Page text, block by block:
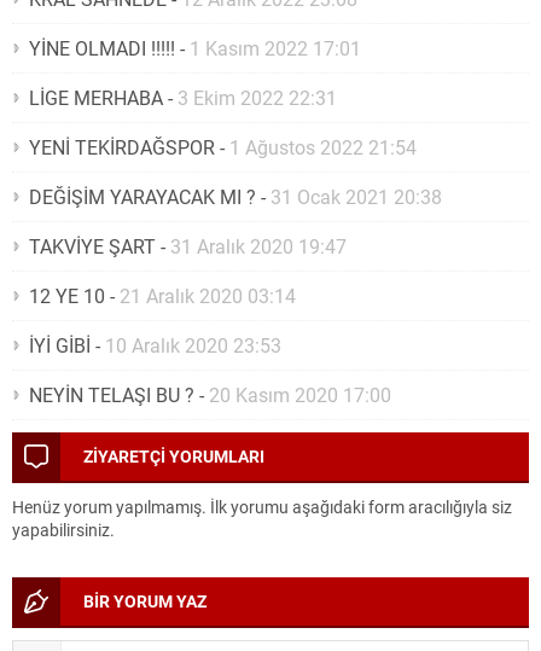
YİNE OLMADI !!!!! - 1 Kasım 2022 17:01
LİGE MERHABA- 3 Ekim 2022 22:31
YENİ TEKİRDAĞSPOR- 1 Ağustos 2022 21:54
DEĞİŞİM YARAYACAK MI ? - 31 Ocak 2021 20:38
TAKVİYE ŞART- 31 Aralık 2020 19:47
12 YE 10 - 21 Aralık 2020 03:14
İYİ GİBİ - 10 Aralık 2020 23:53
NEYİN TELAŞI BU ? - 20 Kasım 2020 17:00
ZİYARETÇİ YORUMLARI
Henüz yorum yapılmamış. İlk yorumu aşağıdaki form aracılığıyla siz
yapabilirsiniz.
BİR YORUM YAZ